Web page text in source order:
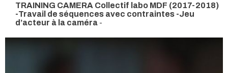
TRAINING CAMERA Collectif labo MDF (2017-2018)
-Travail de séquences avec contraintes -Jeu
d’acteur à la caméra -